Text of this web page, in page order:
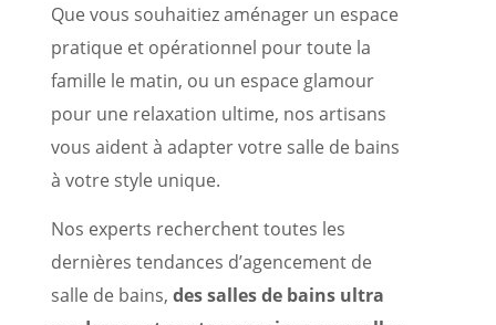
Que vous souhaitiez aménager un espace
pratique et opérationnel pour toute la
famille le matin, ou un espace glamour
pour une relaxation ultime, nos artisans
vous aident à adapter votre salle de bains
à votre style unique.
Nos experts recherchent toutes les
dernières tendances d’agencement de
salle de bains, des salles de bains ultra